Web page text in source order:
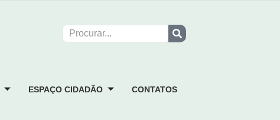
ESPAÇO CIDADÃO CONTATOS